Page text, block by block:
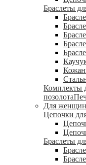
Браслеты
Комплекты
позолота
Для женщин
Цепочки
Браслеты